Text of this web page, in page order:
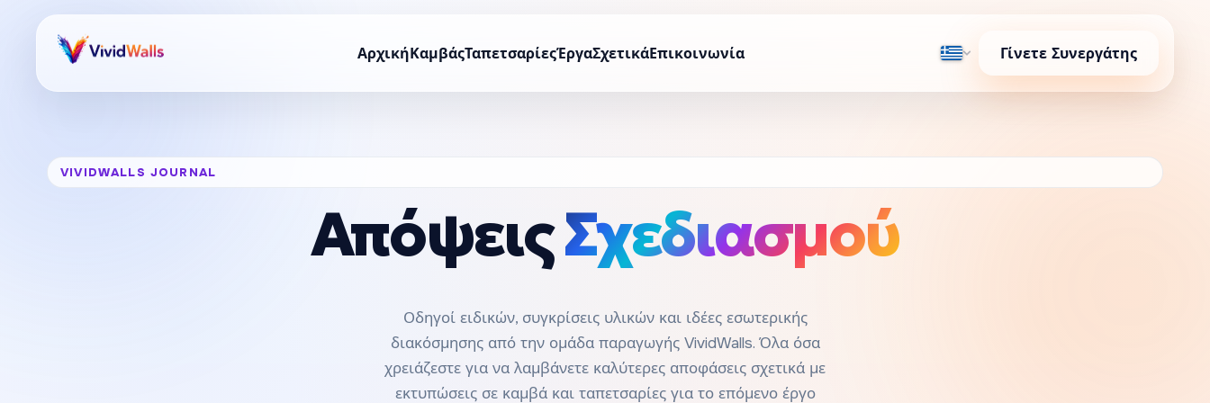
ΑρχικήΚαμβάςΤαπετσαρίεςΈργαΣχετικάΕπικοινωνία Γίνετε Συνεργάτης
VIVIDWALLS JOURNAL
ΑπόψειςΣχεδιασμού
Οδηγοί ειδικών, συγκρίσεις υλικών και ιδέες εσωτερικής
διακόσμησης από την ομάδα παραγωγής VividWalls. Όλα όσα
χρειάζεστε για να λαμβάνετε καλύτερες αποφάσεις σχετικά με
εκτυπώσεις σε καμβά και ταπετσαρίες για το επόμενο έργο